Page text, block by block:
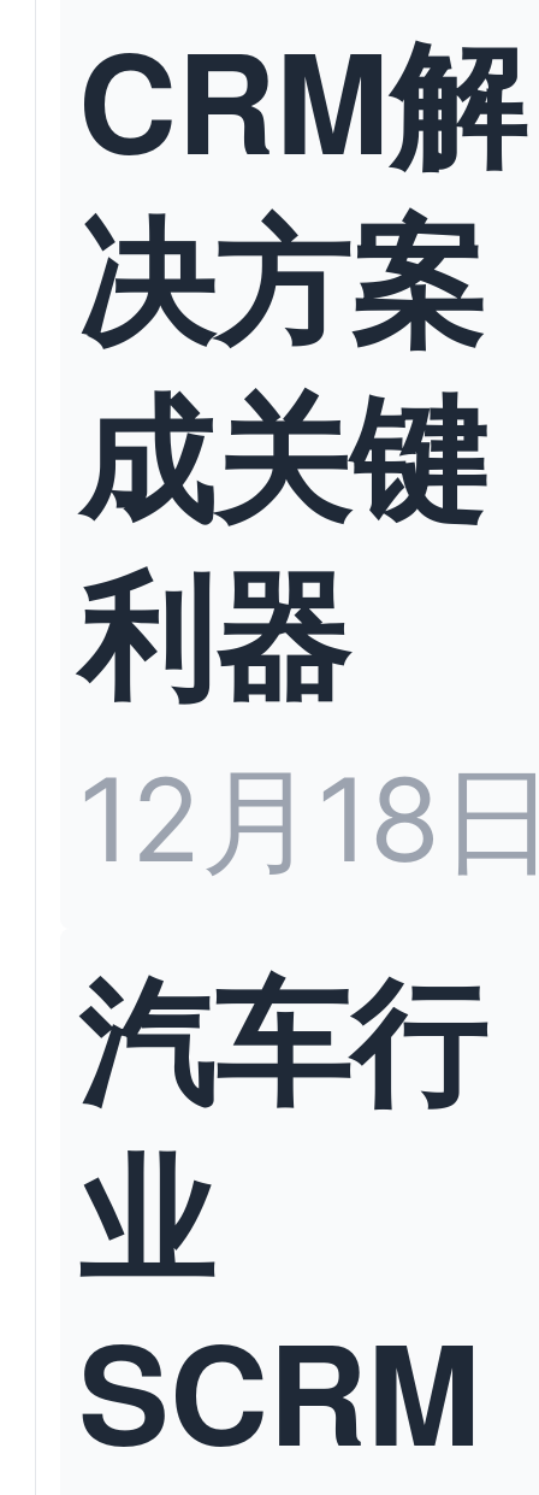
CRM解
决方案
成关键
利器
12月18
汽车行
业
SCRM